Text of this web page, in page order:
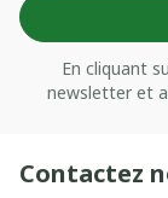
En cliquant
newsletter et
Contactez